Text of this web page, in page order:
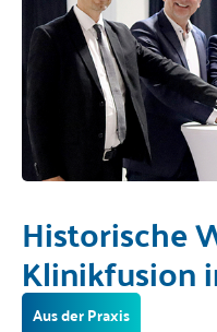
Historische
Klinikfusion
Aus der Praxis